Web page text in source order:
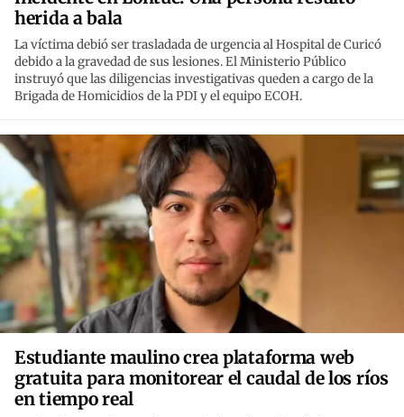
herida a bala
La víctima debió ser trasladada de urgencia al Hospital de Curicó
debido a la gravedad de sus lesiones. El Ministerio Público
instruyó que las diligencias investigativas queden a cargo de la
Brigada de Homicidios de la PDI y el equipo ECOH.
Estudiante maulino crea plataforma web
gratuita para monitorear el caudal de los ríos
en tiempo real